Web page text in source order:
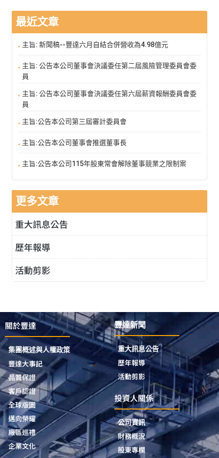
最近文章
主旨: 新聞稿--豐達六月自結合併營收為4.98億元
主旨: 公告本公司董事會決議委任第二屆風險管理委員會委
員
主旨: 公告本公司董事會決議委任第六屆薪資報酬委員會委
員
主旨:公告本公司第三屆審計委員會
主旨:公告本公司董事會推選董事長
主旨:公告本公司115年股東常會解除董事競業之限制案
更多文章
重大訊息公告
歷年報導
活動剪影
關於豐達
集團概述與人權政策
豐達大事記
品質保證
客戶認證
全球版圖
邁向榮耀
廠區巡禮
企業文化
豐達新聞
重大訊息公告
歷年報導
活動剪影
投資人關係
公司資訊
財務概況
股東專欄